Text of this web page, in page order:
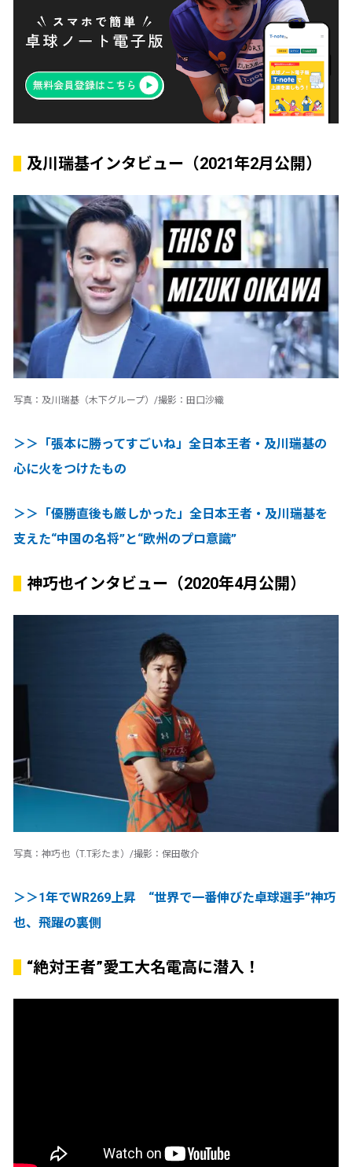
及川瑞基インタビュー（2021年2月公開）
写真：及川瑞基（木下グループ）/撮影：田口沙織
＞＞「張本に勝ってすごいね」全日本王者・及川瑞基の
心に火をつけたもの
＞＞「優勝直後も厳しかった」全日本王者・及川瑞基を
支えた“中国の名将”と“欧州のプロ意識”
神巧也インタビュー（2020年4月公開）
写真：神巧也（T.T彩たま）/撮影：保田敬介
＞＞1年でWR269上昇 “世界で一番伸びた卓球選手”神巧
也、飛躍の裏側
“絶対王者”愛工大名電高に潜入！